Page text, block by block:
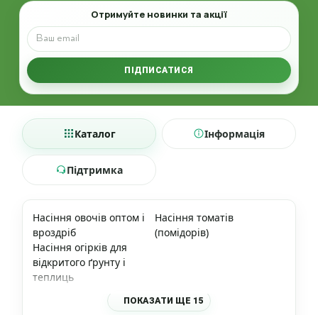
Email
Отримуйте новинки та акції
ПІДПИСАТИСЯ
Каталог Інформація
Підтримка
Насіння овочів оптом і
вроздріб
Насіння томатів
(помідорів)
Насіння огірків для
відкритого ґрунту і
теплиць
ПОКАЗАТИ ЩЕ 15